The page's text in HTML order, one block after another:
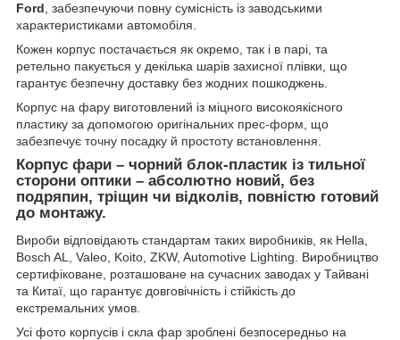
Ford, забезпечуючи повну сумісність із заводськими
характеристиками автомобіля.
Кожен корпус постачається як окремо, так і в парі, та
ретельно пакується у декілька шарів захисної плівки, що
гарантує безпечну доставку без жодних пошкоджень.
Корпус на фару виготовлений із міцного високоякісного
пластику за допомогою оригінальних прес-форм, що
забезпечує точну посадку й простоту встановлення.
Корпус фари – чорний блок-пластик із тильної
сторони оптики – абсолютно новий, без
подряпин, тріщин чи відколів, повністю готовий
до монтажу.
Вироби відповідають стандартам таких виробників, як Hella,
Bosch AL, Valeo, Koito, ZKW, Automotive Lighting. Виробництво
сертифіковане, розташоване на сучасних заводах у Тайвані
та Китаї, що гарантує довговічність і стійкість до
екстремальних умов.
Усі фото корпусів і скла фар зроблені безпосередньо на